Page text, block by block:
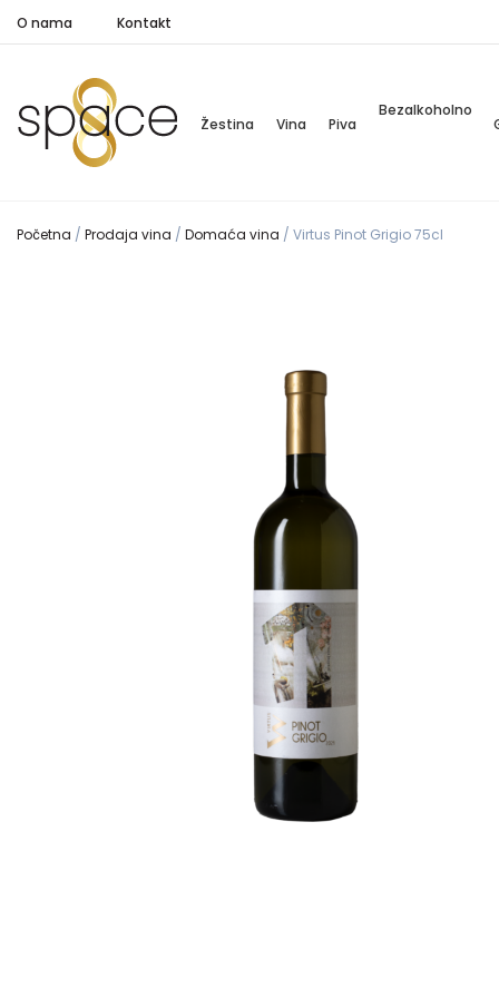
O nama Kontakt
Žestina Vina Piva
Bezalkoholno
Početna / Prodaja vina / Domaća vina / Virtus Pinot Grigio 75cl